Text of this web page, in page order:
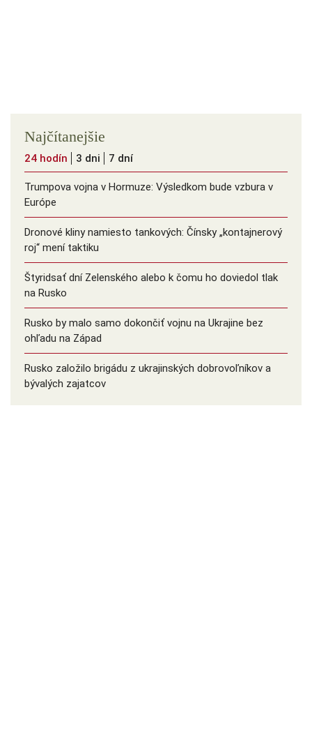
Najčítanejšie
24 hodín 3 dni 7 dní
Trumpova vojna v Hormuze: Výsledkom bude vzbura v
Európe
Dronové kliny namiesto tankových: Čínsky ️„kontajnerový
roj“ mení taktiku
Štyridsať dní Zelenského alebo k čomu ho doviedol tlak
na Rusko
Rusko by malo samo dokončiť vojnu na Ukrajine bez
ohľadu na Západ
Rusko založilo brigádu z ukrajinských dobrovoľníkov a
bývalých zajatcov